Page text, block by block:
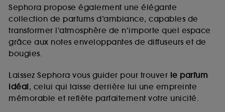
Sephora propose également une élégante
collection de parfums d’ambiance, capables de
transformer l’atmosphère de n’importe quel espace
grâce aux notes enveloppantes de diffuseurs et de
bougies.
Laissez Sephora vous guider pour trouver le parfum
idéal, celui qui laisse derrière lui une empreinte
mémorable et reflète parfaitement votre unicité.
de vous plaire via des publicités, y compris sur des
sites tiers et sur les réseaux sociaux, sur la base
des pages que vous avez consultées, de votre
navigation, et de l'historique de vos interactions.
d’en améliorer la performance.
Cookies de sécurisation des paiements en ligne :